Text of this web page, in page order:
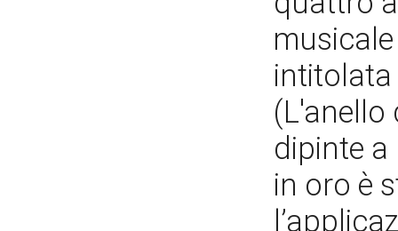
intitolata
(L'anello
dipinte a
in oro è